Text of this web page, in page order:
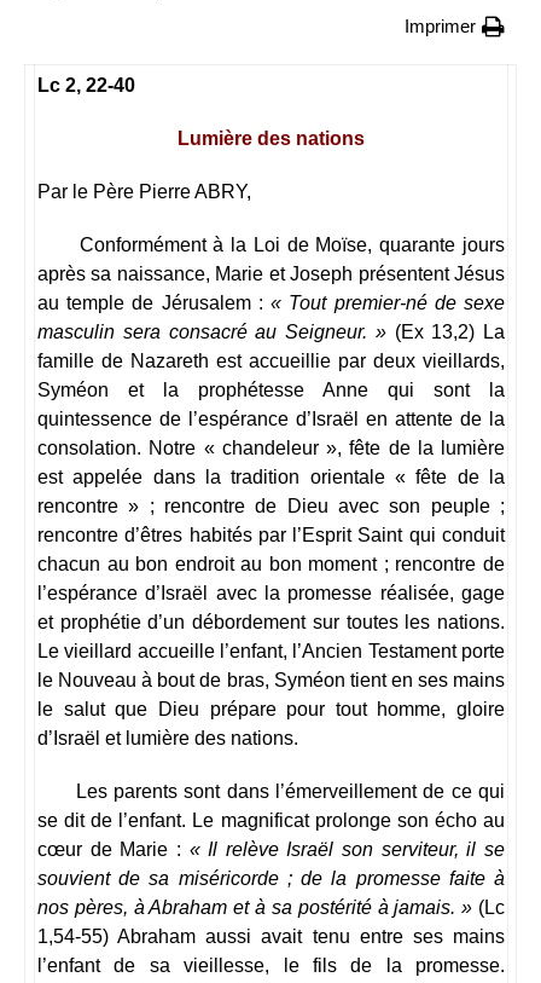
Imprimer
Lc 2, 22-40
Lumière des nations
Par le Père Pierre ABRY,
Conformément à la Loi de Moïse, quarante jours
après sa naissance, Marie et Joseph présentent Jésus
au temple de Jérusalem :« Tout premier-né de sexe
masculin sera consacré au Seigneur. »(Ex 13,2) La
famille de Nazareth est accueillie par deux vieillards,
Syméon et la prophétesse Anne qui sont la
quintessence de l’espérance d’Israël en attente de la
consolation. Notre « chandeleur », fête de la lumière
est appelée dans la tradition orientale « fête de la
rencontre » ; rencontre de Dieu avec son peuple ;
rencontre d’êtres habités par l’Esprit Saint qui conduit
chacun au bon endroit au bon moment ; rencontre de
l’espérance d’Israël avec la promesse réalisée, gage
et prophétie d’un débordement sur toutes les nations.
Le vieillard accueille l’enfant, l’Ancien Testament porte
le Nouveau à bout de bras, Syméon tient en ses mains
le salut que Dieu prépare pour tout homme, gloire
d’Israël et lumière des nations.
Les parents sont dans l’émerveillement de ce qui
se dit de l’enfant. Le magnificat prolonge son écho au
cœur de Marie : « Il relève Israël son serviteur, il se
souvient de sa miséricorde ; de la promesse faite à
nos pères, à Abraham et à sa postérité à jamais. » (Lc
1,54-55) Abraham aussi avait tenu entre ses mains
l’enfant de sa vieillesse, le fils de la promesse.